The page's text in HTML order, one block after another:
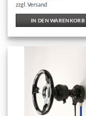
zzgl.Versand
IN DEN WARENKORB